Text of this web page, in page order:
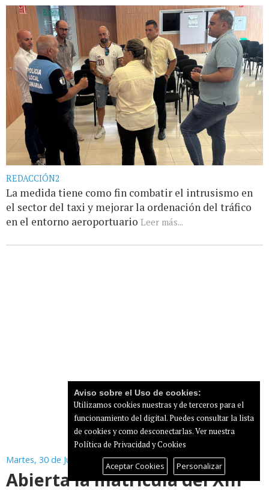
REDACCIÓN2
La medida tiene como fin combatir el intrusismo en
el sector del taxi y mejorar la ordenación del tráfico
en el entorno aeroportuario Leer más...
Martes, 30 de Junio de 2026
Abierta la matrícula del XIII
Aviso sobre el Uso de cookies:
Utilizamos cookies nuestras y de terceros para el
funcionamiento del digital. Puedes consultar la lista
de cookies y como desconectarlas.Ver nuestra
Política de Privacidad y Cookies
Aceptar Cookies Personalizar